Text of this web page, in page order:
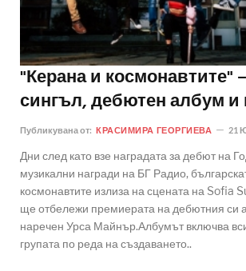
"Керана и космонавтите"
сингъл, дебютен албум и
Публикувана от: КРАСИМИРА ГЕОРГИЕВА 21
Дни след като взе наградата за дебют на
музикални награди на БГ Радио,
космонавтите излиза на сцената на Sofia
ще отбележи премиерата на дебютния си
наречен Урса Майнър.Албумът включва
групата по реда на създаването..